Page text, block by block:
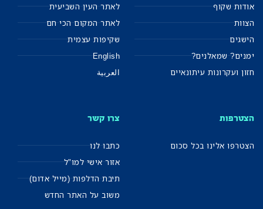
אודות שקוף
הצוות
הישגים
ימנים? שמאלנים?
חזון ועקרונות עיתונאיים
לאתר העין השביעית
לאתר המקום הכי חם
שקיפות עצמית
English
العربية
הצטרפות
הצטרפו אלינו בכל סכום
צרו קשר
כתבו לנו
אזור אישי למו"ל
תיבת הדלפות (מייל אדום)
משוב על האתר החדש